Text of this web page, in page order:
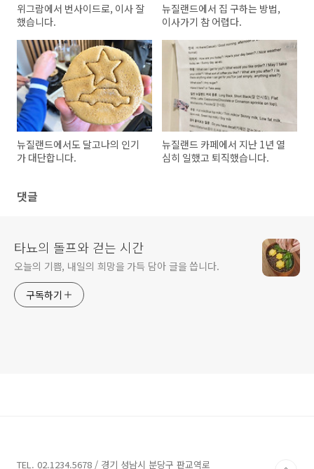
위그람에서 번사이드로, 이사 잘
했습니다.
뉴질랜드에서 집 구하는 방법,
이사가기 참 어렵다.
뉴질랜드에서도 달고나의 인기
가 대단합니다.
뉴질랜드 카페에서 지난 1년 열
심히 일했고 퇴직했습니다.
댓글
타뇨의 돌프와 걷는 시간
오늘의 기쁨, 내일의 희망을 가득 담아 글을 씁니다.
구독하기
TEL. 02.1234.5678 / 경기 성남시 분당구 판교역로